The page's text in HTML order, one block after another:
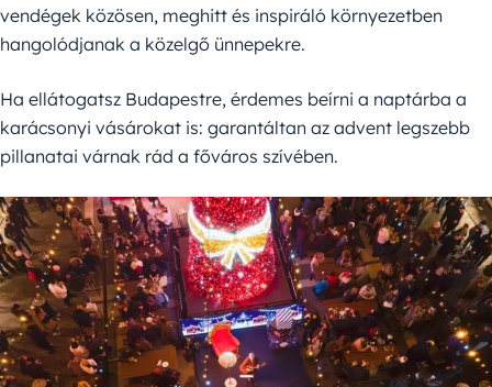
vendégek közösen, meghitt és inspiráló környezetben
hangolódjanak a közelgő ünnepekre.
Ha ellátogatsz Budapestre, érdemes beírni a naptárba a
karácsonyi vásárokat is: garantáltan az advent legszebb
pillanatai várnak rád a főváros szívében.